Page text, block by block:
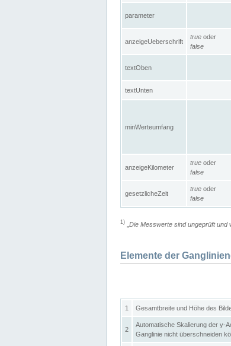
parameter
anzeigeUeberschrift
true oder
false
textOben
textUnten
minWerteumfang
anzeigeKilometer
true oder
false
gesetzlicheZeit
true oder
false
1) Die Messwerte sind ungeprüft und
Elemente der
1 Gesamtbreite und Höhe des
2
Automatische Skalierung der y-
Ganglinie nicht überschneiden